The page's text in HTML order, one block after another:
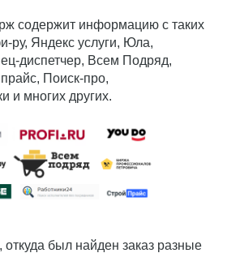
содержит информацию с таких
ру, Яндекс услуги, Юла,
диспетчер, Всем Подряд,
Поиск-про,
и многих других.
был найден заказ разные